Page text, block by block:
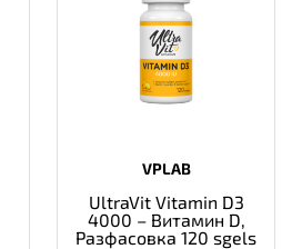
VPLAB
UltraVit Vitamin D3
4000 – Витамин D,
Разфасовка 120 sgels